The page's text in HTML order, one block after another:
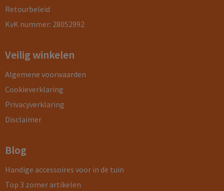
Retourbeleid
KvK nummer: 28052992
Veilig winkelen
Algemene voorwaarden
Cookieverklaring
Privacyverklaring
Disclaimer
Blog
Handige accessoires voor in de tuin
Top 3 zomer artikelen